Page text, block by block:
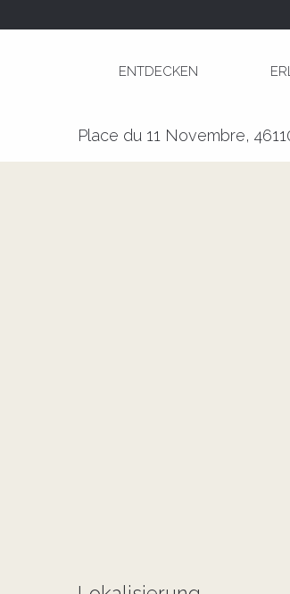
ENTDECKEN
Place du 11 Novembre,